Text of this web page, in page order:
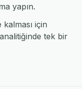
yapın.
için
tek bir